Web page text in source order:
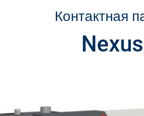
Контактная
Nexus